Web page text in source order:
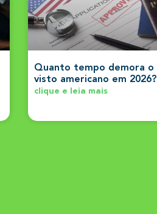
Quanto tempo demora o
visto americano em 2026?
clique e leia mais